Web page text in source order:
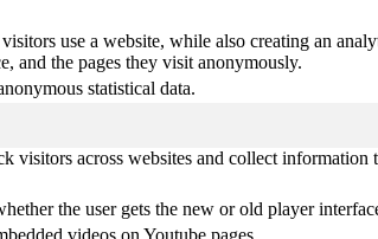
use a website, while also creating an
and the pages they visit anonymously.
statistical data.
visitors across websites and collect information
the user gets the new or old player
videos on Youtube pages.